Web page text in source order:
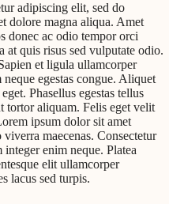
adipiscing elit, sed do
dolore magna aliqua. Amet
donec ac odio tempor orci
at quis risus sed vulputate odio.
et ligula ullamcorper
egestas congue. Aliquet
Phasellus egestas tellus
tortor aliquam. Felis eget velit
ipsum dolor sit amet
maecenas. Consectetur
enim neque. Platea
elit ullamcorper
lacus sed turpis.